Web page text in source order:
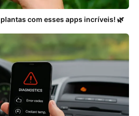
com esses apps incríveis! 🌿